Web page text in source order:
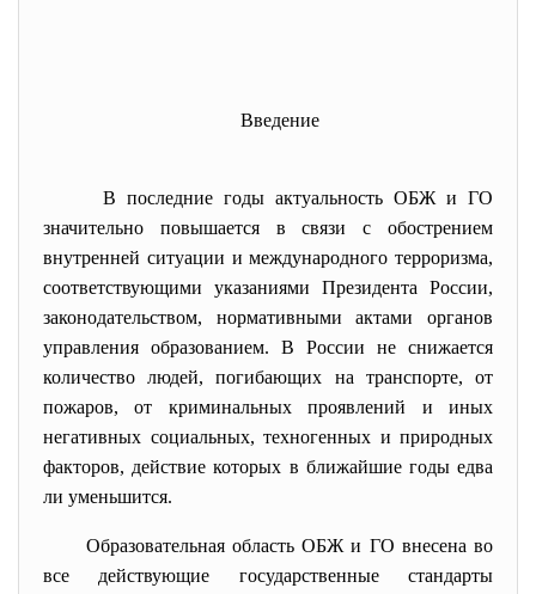
Введение
В последние годы актуальность ОБЖ и ГО
значительно повышается в связи с обострением
внутренней ситуации и международного терроризма,
соответствующими указаниями Президента России,
законодательством, нормативными актами органов
управления образованием. В России не снижается
количество людей, погибающих на транспорте, от
пожаров, от криминальных проявлений и иных
негативных социальных, техногенных и природных
факторов, действие которых в ближайшие годы едва
ли уменьшится.
Образовательная область ОБЖ и ГО внесена во
все действующие государственные стандарты